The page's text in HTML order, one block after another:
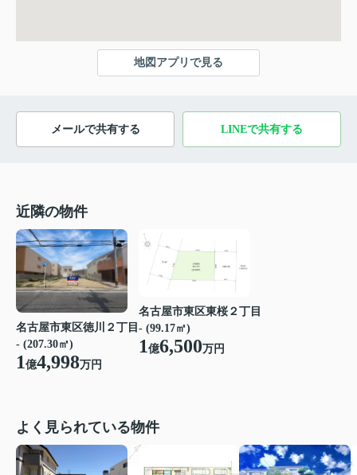
地図アプリで見る
メールで共有する LINEで共有する
近隣の物件
名古屋市東区徳川２丁目
- (207.30㎡)
1億4,998万円
名古屋市東区東桜２丁目
- (99.17㎡)
1億6,500万円
よく見られている物件